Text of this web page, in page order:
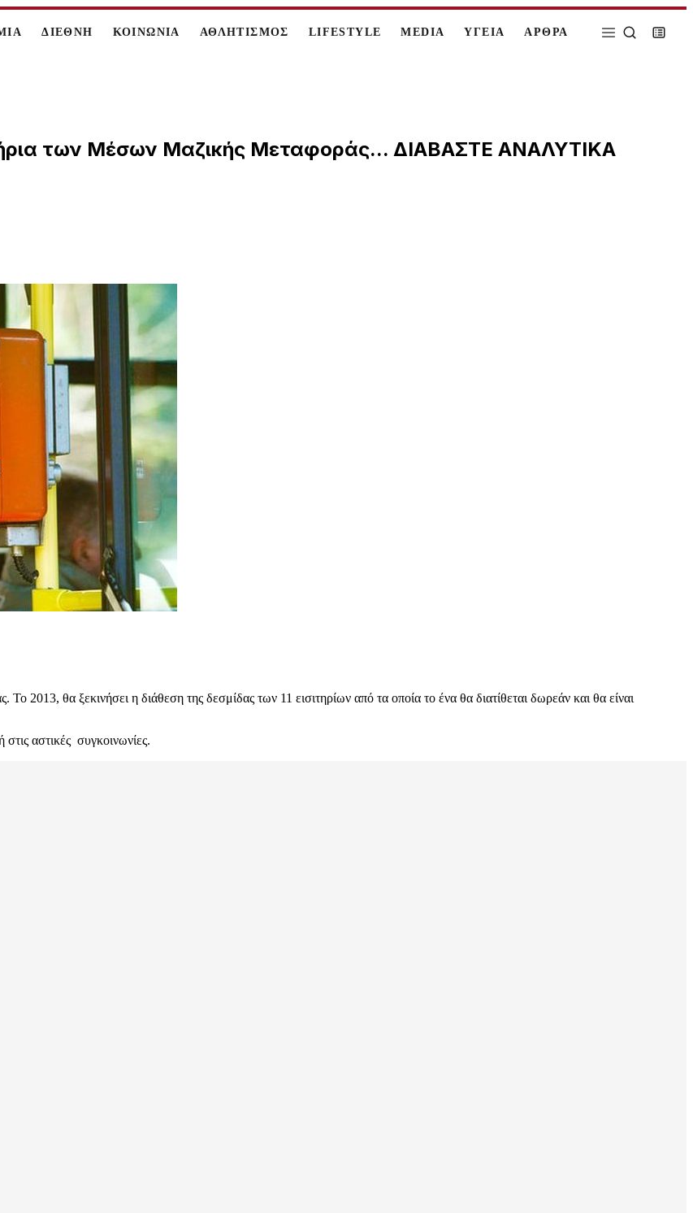
ΔΙΕΘΝΗ ΚΟΙΝΩΝΙΑ ΑΘΛΗΤΙΣΜΟΣ LIFESTYLE MEDIA ΥΓΕΙΑ ΑΡΘΡΑ
των Μέσων Μαζικής Μεταφοράς... ΔΙΑΒΑΣΤΕ ΑΝΑΛΥΤΙΚΑ
2013, θα ξεκινήσει η διάθεση της δεσμίδας των 11 εισιτηρίων από τα οποία το ένα θα διατίθεται δωρεάν και θα είναι
αστικές συγκοινωνίες.